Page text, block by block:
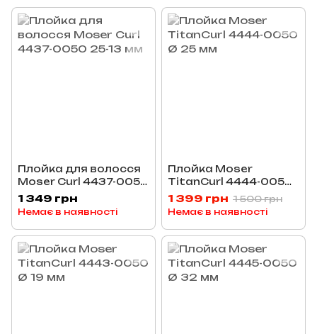
Плойка для волосся
Moser Curl 4437-0050
25-13 мм
1 349 грн
Немає в наявності
Плойка Moser
TitanCurl 4444-0050
Ø 25 мм
1 399 грн 1 500 грн
Немає в наявності